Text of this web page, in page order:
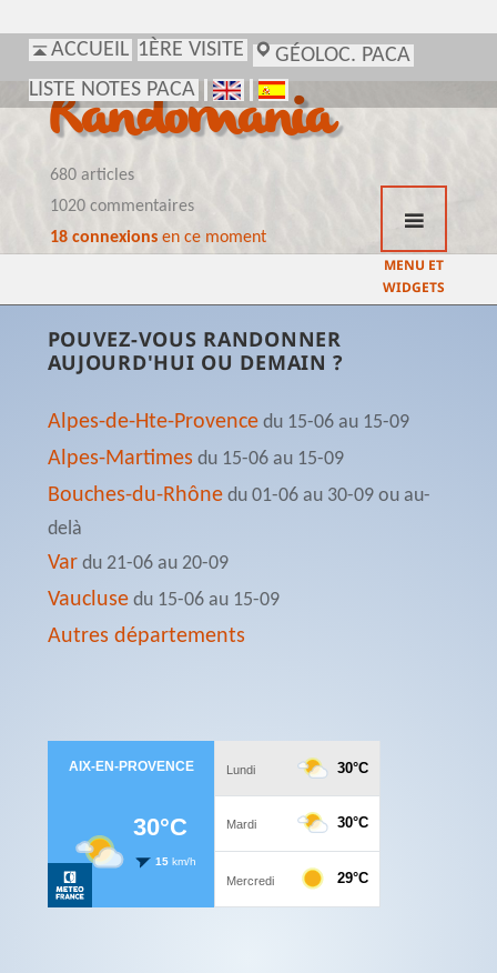
ACCUEIL 1ÈRE VISITE
GÉOLOC. PACA
LISTE NOTES PACA
Randomania
680 articles
1020 commentaires
18 connexionsen ce moment
MENU ET
WIDGETS
POUVEZ-VOUS RANDONNER
AUJOURD'HUI OU DEMAIN ?
Alpes-de-Hte-Provencedu 15-06 au 15-09
Alpes-Martimes du 15-06 au 15-09
Bouches-du-Rhônedu 01-06 au 30-09 ou au-
delà
Vardu 21-06 au 20-09
Vauclusedu 15-06 au 15-09
Autres départements